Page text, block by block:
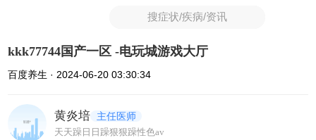
搜症状/疾病/资讯
kkk77744国产一区 -电玩城游戏大厅
百度养生 · 2024-06-20 03:30:34
黄炎培 主任医师
天天躁日日躁狠狠躁性色av